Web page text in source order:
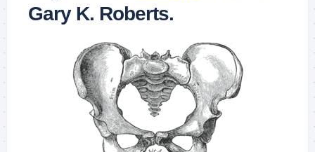
Gary K. Roberts.